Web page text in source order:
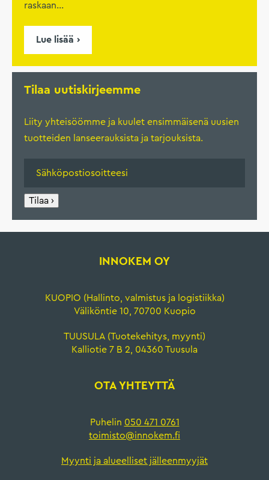
raskaan...
Lue lisää
Tilaa uutiskirjeemme
Liity yhteisöömme ja kuulet ensimmäisenä uusien
tuotteiden lanseerauksista ja tarjouksista.
Tilaa ›
INNOKEM OY
KUOPIO (Hallinto, valmistus ja logistiikka)
Väliköntie 10, 70700 Kuopio
TUUSULA (Tuotekehitys, myynti)
Kalliotie 7 B 2, 04360 Tuusula
OTA YHTEYTTÄ
Puhelin 050 471 0761
toimisto@innokem.fi
Myynti ja alueelliset jälleenmyyjät